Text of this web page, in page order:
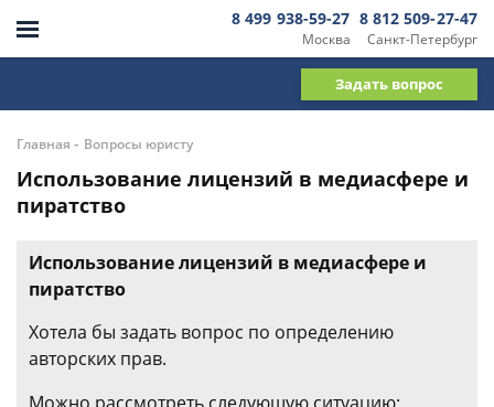
Москва
8 499 938-59-27
Санкт-Петербург
8 812 509-27-47
Задать вопрос
Главная - Вопросы юристу
Использование лицензий в медиасфере и
пиратство
Использование лицензий в медиасфере и
пиратство
Хотела бы задать вопрос по определению
авторских прав.